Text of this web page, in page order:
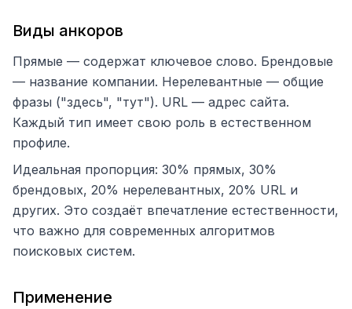
Виды анкоров
Прямые — содержат ключевое слово. Брендовые
— название компании. Нерелевантные — общие
фразы ("здесь", "тут"). URL — адрес сайта.
Каждый тип имеет свою роль в естественном
профиле.
Идеальная пропорция: 30% прямых, 30%
брендовых, 20% нерелевантных, 20% URL и
других. Это создаёт впечатление естественности,
что важно для современных алгоритмов
поисковых систем.
Применение